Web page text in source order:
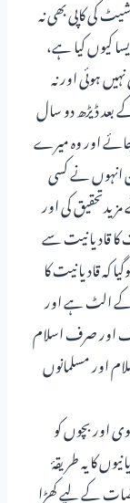
کی کاپی بھی نہ
کیوں کیا ہے،
ہوئی اور نہ
ڈیڑھ دو سال
اور وہ میرے
انہوں نے کسی
کی اور
قادیانیت سے
کہ قادیانیت کا
کے الٹ ہے اور
اور صرف اسلام
اور مسلمانوں
اور بچوں کو
کا یہ طریقۂ
کے لیے کھڑا